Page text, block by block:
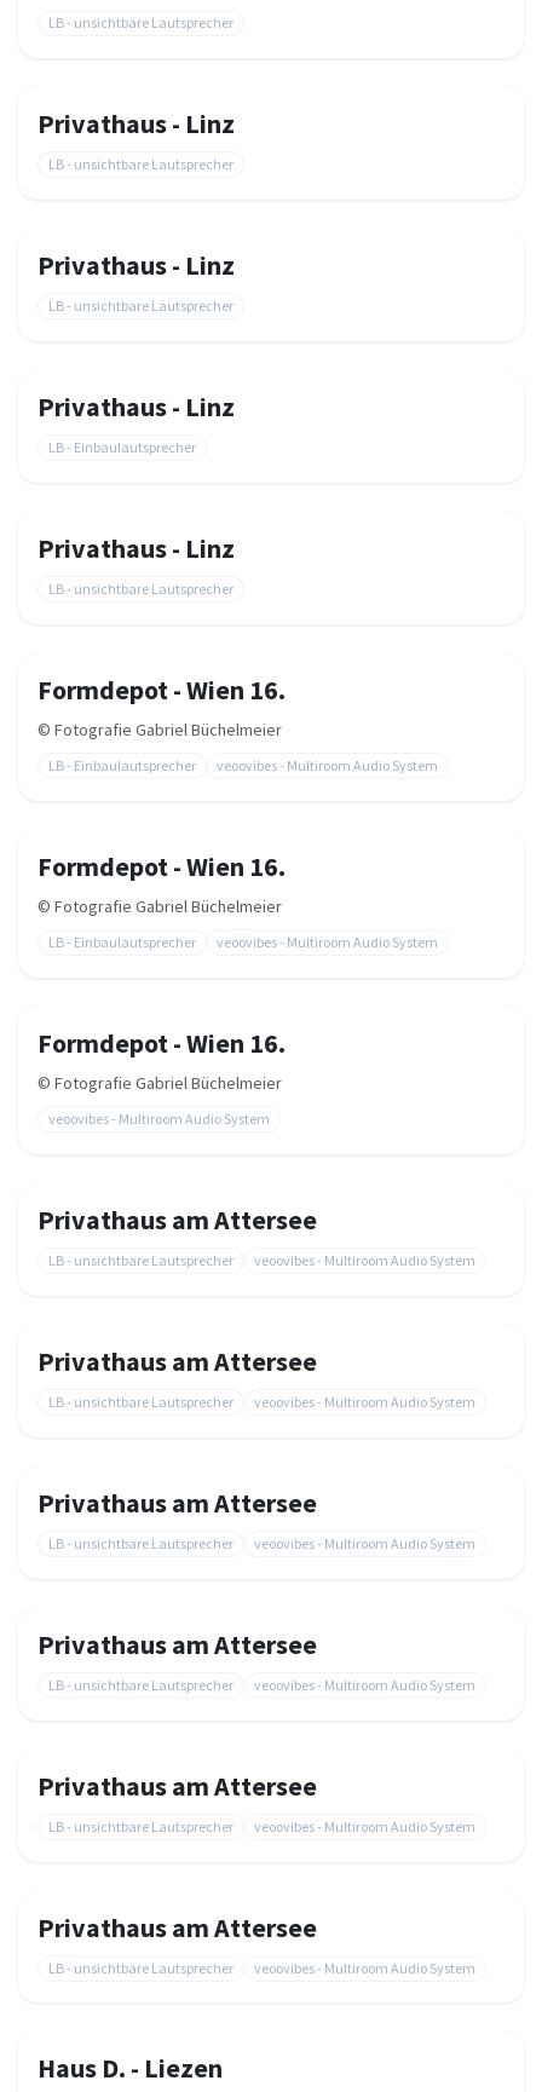
LB - unsichtbare Lautsprecher
Privathaus - Linz
LB - unsichtbare Lautsprecher
Privathaus - Linz
LB - unsichtbare Lautsprecher
Privathaus - Linz
LB - Einbaulautsprecher
Privathaus - Linz
LB - unsichtbare Lautsprecher
Formdepot - Wien 16.
© Fotografie Gabriel Büchelmeier
LB - Einbaulautsprecher veoovibes - Multiroom Audio System
Formdepot - Wien 16.
© Fotografie Gabriel Büchelmeier
LB - Einbaulautsprecher veoovibes - Multiroom Audio System
Formdepot - Wien 16.
© Fotografie Gabriel Büchelmeier
veoovibes - Multiroom Audio System
Privathaus am Attersee
LB - unsichtbare Lautsprecher veoovibes - Multiroom Audio System
Privathaus am Attersee
LB - unsichtbare Lautsprecher veoovibes - Multiroom Audio System
Privathaus am Attersee
LB - unsichtbare Lautsprecher veoovibes - Multiroom Audio System
Privathaus am Attersee
LB - unsichtbare Lautsprecher veoovibes - Multiroom Audio System
Privathaus am Attersee
LB - unsichtbare Lautsprecher veoovibes - Multiroom Audio System
Privathaus am Attersee
LB - unsichtbare Lautsprecher veoovibes - Multiroom Audio System
Haus D. - Liezen